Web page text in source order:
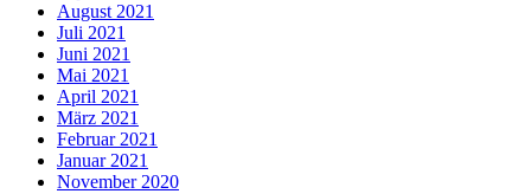
August 2021
Juli 2021
Juni 2021
Mai 2021
April 2021
März 2021
Februar 2021
Januar 2021
November 2020